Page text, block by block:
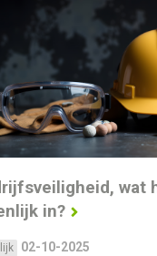
wat
in?
02-10-2025